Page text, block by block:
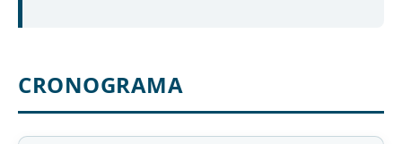
CRONOGRAMA